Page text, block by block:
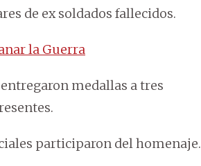
de ex soldados fallecidos.
la Guerra
medallas a tres
participaron del homenaje.